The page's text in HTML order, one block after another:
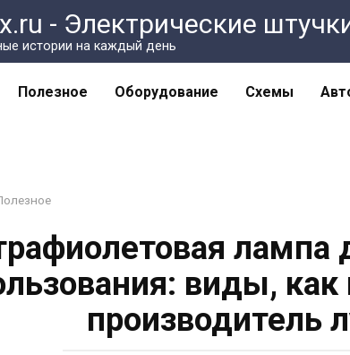
- Электрические
истории на каждый день
Полезное Оборудование Схемы
виды, как
производитель